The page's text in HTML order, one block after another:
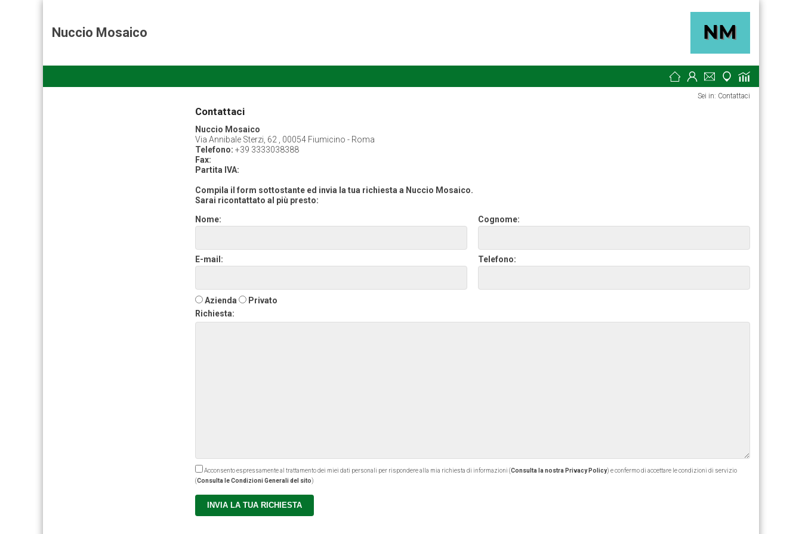
Nuccio Mosaico
Sei in: Contattaci
Contattaci
Nuccio Mosaico
Via Annibale Sterzi, 62 , 00054 Fiumicino - Roma
Telefono: +39 3333038388
Fax:
Partita IVA:
Compila il form sottostante ed invia la tua richiesta a Nuccio Mosaico.
Sarai ricontattato al più presto:
Nome:
Cognome:
E-mail: Telefono:
Azienda
Privato
Richiesta:
Acconsento espressamente al trattamento dei miei dati personali per rispondere alla mia richiesta di informazioni (Consulta la nostra Privacy Policy) e confermo di accettare le condizioni di servizio
(Consulta le Condizioni Generali del sito)
INVIA LA TUA RICHIESTA